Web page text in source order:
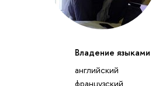
Владение языками
английский